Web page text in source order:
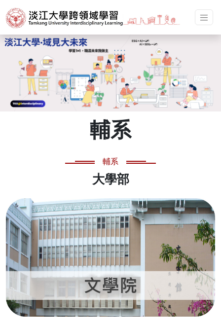
輔系
輔系
大學部